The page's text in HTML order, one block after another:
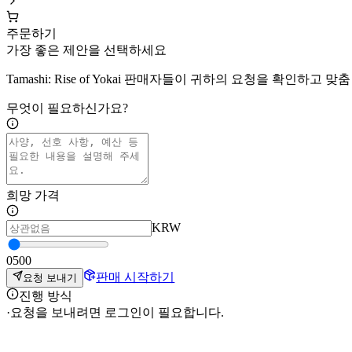
주문하기
가장 좋은 제안을 선택하세요
Tamashi: Rise of Yokai 판매자들이 귀하의 요청을 확인하고 맞
무엇이 필요하신가요?
희망 가격
KRW
0500
요청 보내기
판매 시작하기
진행 방식
·요청을 보내려면 로그인이 필요합니다.